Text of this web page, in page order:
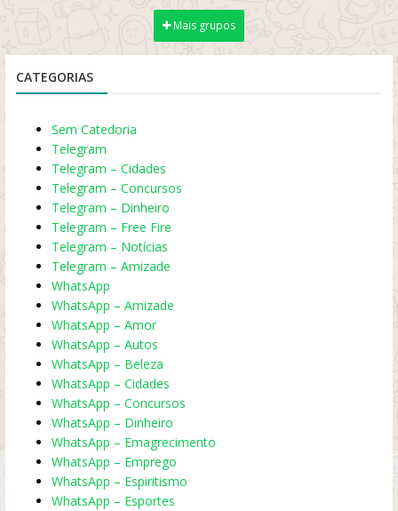
Mais grupos
CATEGORIAS
Sem Catedoria
Telegram
Telegram – Cidades
Telegram – Concursos
Telegram – Dinheiro
Telegram – Free Fire
Telegram – Notícias
Telegram – Amizade
WhatsApp
WhatsApp – Amizade
WhatsApp – Amor
WhatsApp – Autos
WhatsApp – Beleza
WhatsApp – Cidades
WhatsApp – Concursos
WhatsApp – Dinheiro
WhatsApp – Emagrecimento
WhatsApp – Emprego
WhatsApp – Espiritismo
WhatsApp – Esportes